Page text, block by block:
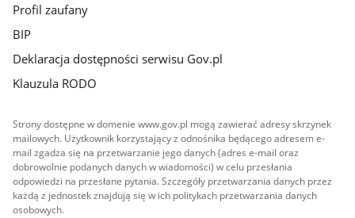
Profil zaufany
BIP
Deklaracja dostępności serwisu Gov.pl
Klauzula RODO
Strony dostępne w domenie www.gov.pl mogą zawierać adresy skrzynek
mailowych. Użytkownik korzystający z odnośnika będącego adresem e-
mail zgadza się na przetwarzanie jego danych (adres e-mail oraz
dobrowolnie podanych danych w wiadomości) w celu przesłania
odpowiedzi na przesłane pytania. Szczegóły przetwarzania danych przez
każdą z jednostek znajdują się w ich politykach przetwarzania danych
osobowych.